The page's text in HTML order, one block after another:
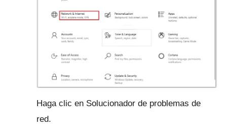
Haga clic en Solucionador de problemas de
red.